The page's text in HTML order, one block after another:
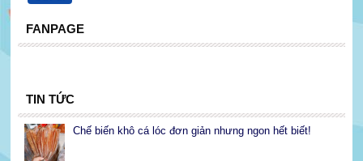
FANPAGE
TIN TỨC
Chế biến khô cá lóc đơn giản nhưng ngon hết biết!